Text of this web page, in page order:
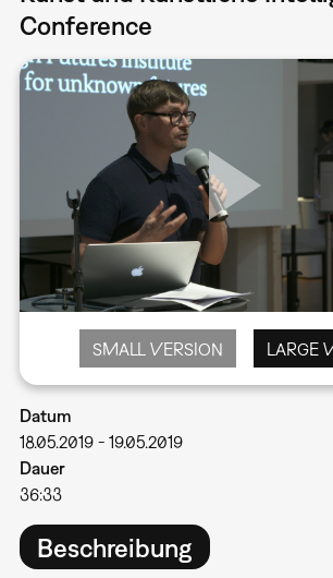
Conference
SMALL VERSION LARGE
Datum
18.05.2019- 19.05.2019
Dauer
36:33
Beschreibung